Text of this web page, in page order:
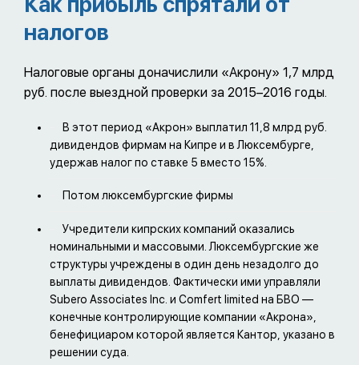
налогов
Налоговые органы доначислили «Акрону» 1,7 млрд
руб. после выездной проверки за 2015–2016 годы.
В этот период «Акрон» выплатил 11,8 млрд руб.
дивидендов фирмам на Кипре и в Люксембурге,
удержав налог по ставке 5 вместо 15%.
Потом люксембургские фирмы
Учредители кипрских компаний оказались
номинальными и массовыми. Люксембургские же
структуры учреждены в один день незадолго до
выплаты дивидендов. Фактически ими управляли
Subero Associates Inc. и Comfert limited на БВО —
конечные контролирующие компании «Акрона»,
бенефициаром которой является Кантор, указано в
решении суда.